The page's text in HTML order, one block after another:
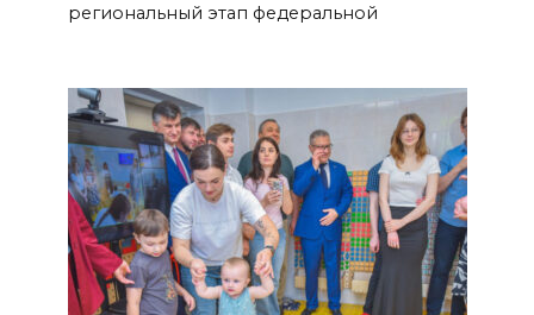
региональный этап федеральной